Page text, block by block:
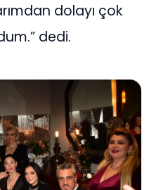
dolayı çok
dedi.